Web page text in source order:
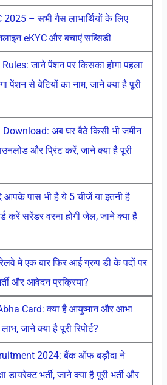
– सभी गैस लाभार्थियों के लिए
eKYC और बचाएं सब्सिडी
जाने पेंशन पर किसका होगा पहला
पेंशन से बेटियों का नाम, जाने क्या है पूरी
अब घर बैठे किसी भी जमीन
और प्रिंट करें, जाने क्या है पूरी
आपके पास भी है ये 5 चीजें या इतनी है
करें सरेंडर वरना होगी जेल, जाने क्या है
मे एक बार फिर आई ग्रुप डी के पदों पर
और आवेदन प्रक्रिया?
Card: क्या है आयुष्मान और आभा
जाने क्या है पूरी रिपोर्ट?
2024: बैंक ऑफ बड़ौदा ने
डायरेक्ट भर्ती, जाने क्या है पूरी भर्ती और